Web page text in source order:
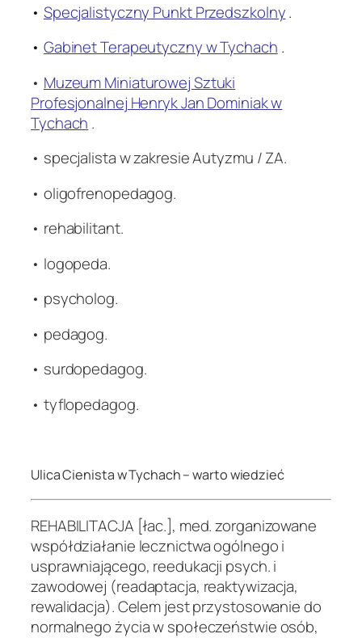
• Specjalistyczny Punkt Przedszkolny.
• Gabinet Terapeutyczny w Tychach .
• Muzeum Miniaturowej Sztuki
Profesjonalnej Henryk Jan Dominiak w
Tychach .
• specjalista w zakresie Autyzmu / ZA.
• oligofrenopedagog.
• rehabilitant.
• logopeda.
• psycholog.
• pedagog.
• surdopedagog.
• tyflopedagog.
Ulica Cienista w Tychach – warto wiedzieć
REHABILITACJA [łac.], med. zorganizowane
współdziałanie lecznictwa ogólnego i
usprawniającego, reedukacji psych. i
zawodowej (readaptacja, reaktywizacja,
rewalidacja). Celem jest przystosowanie do
normalnego życia w społeczeństwie osób,